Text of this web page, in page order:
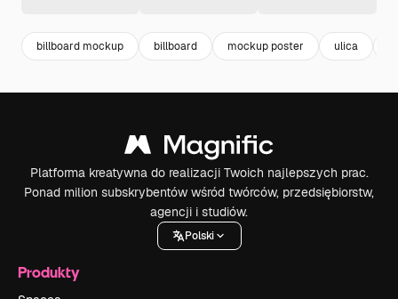
billboard mockup billboard mockup poster ulica
Platforma kreatywna do realizacji Twoich najlepszych prac.
Ponad milion subskrybentów wśród twórców, przedsiębiorstw,
agencji i studiów.
Polski
Produkty